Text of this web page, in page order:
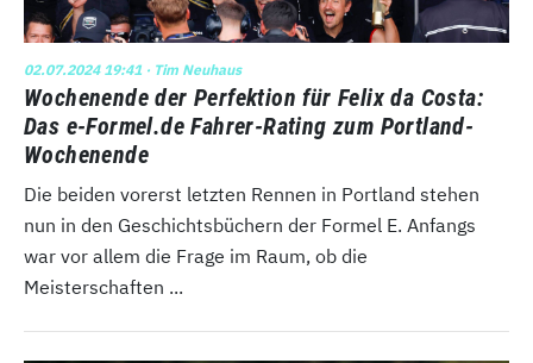
02.07.2024 19:41 · Tim Neuhaus
Wochenende der Perfektion für Felix da Costa:
Das e-Formel.de Fahrer-Rating zum Portland-
Wochenende
Die beiden vorerst letzten Rennen in Portland stehen
nun in den Geschichtsbüchern der Formel E. Anfangs
war vor allem die Frage im Raum, ob die
Meisterschaften ...